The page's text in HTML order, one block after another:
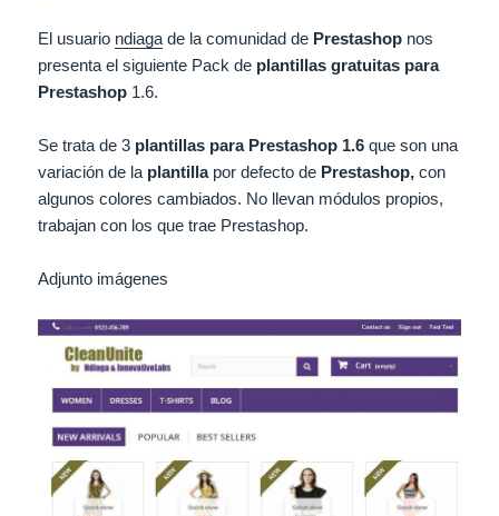
El usuario ndiaga de la comunidad de Prestashop nos
presenta el siguiente Pack de plantillas gratuitas para
Prestashop 1.6.
Se trata de 3 plantillas para Prestashop 1.6que son una
variación de la plantillapor defecto de Prestashop, con
algunos colores cambiados. No llevan módulos propios,
trabajan con los que trae Prestashop.
Adjunto imágenes